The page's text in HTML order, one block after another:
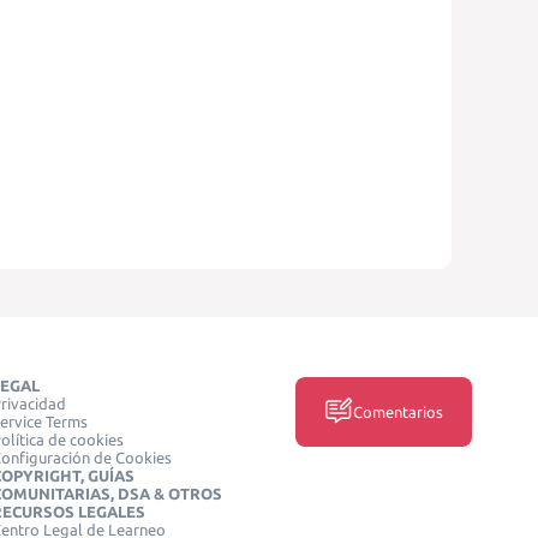
Terms
de cookies
de Cookies
GUÍAS
DSA & OTROS
LEGALES
Legal de Learneo
Comentarios